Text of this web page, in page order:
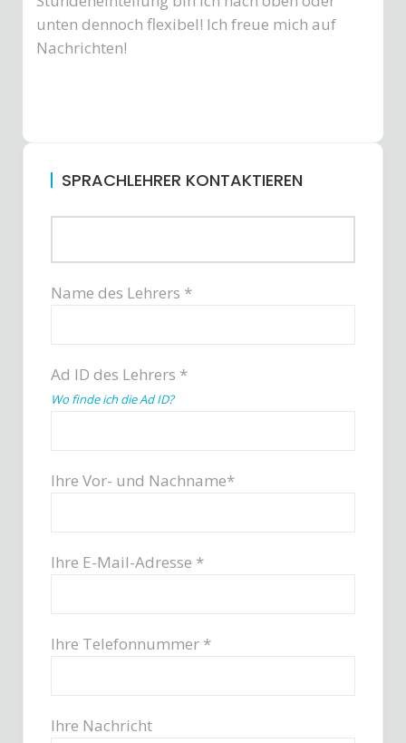
unten dennoch flexibel! Ich freue mich auf
Nachrichten!
SPRACHLEHRER KONTAKTIEREN
Name des Lehrers *
Ad ID des Lehrers *
Wo finde ich die Ad ID?
Ihre Vor- und Nachname*
Ihre E-Mail-Adresse *
Ihre Telefonnummer *
Ihre Nachricht